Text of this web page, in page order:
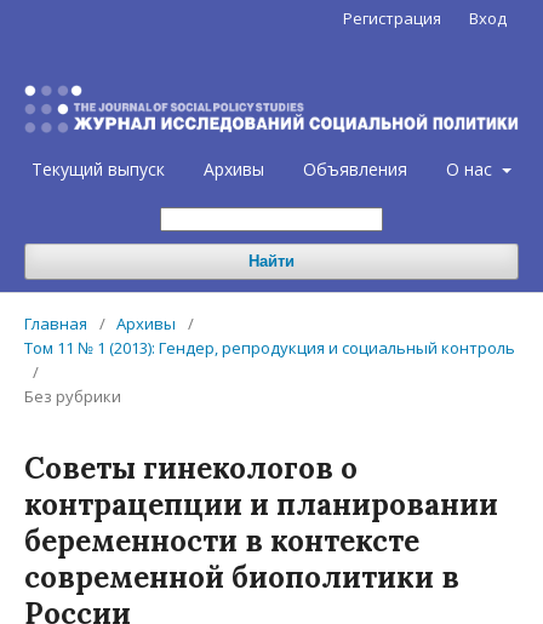
Текущий выпуск Архивы Объявления О нас
Найти
Регистрация Вход
Главная / Архивы
/
Том 11 № 1 (2013): Гендер, репродукция и социальный контроль
/
Без рубрики
Советы гинекологов о
контрацепции и планировании
беременности в контексте
современной биополитики в
России